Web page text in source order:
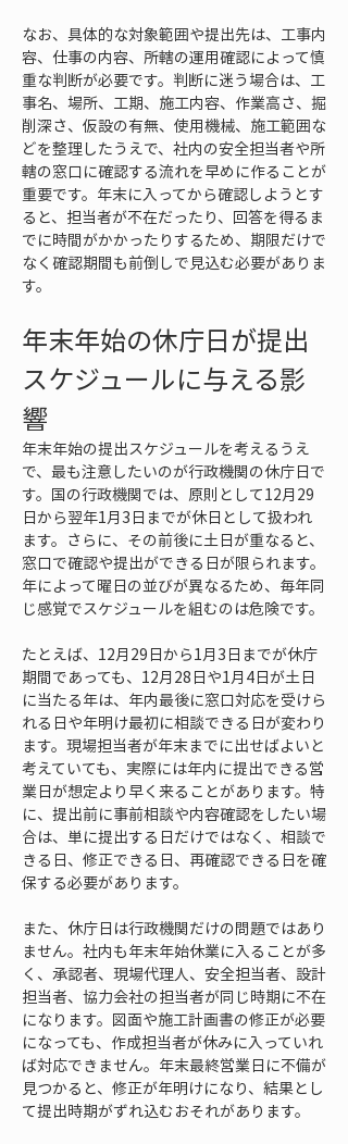
なお、具体的な対象範囲や提出先は、工事内
容、仕事の内容、所轄の運用確認によって慎
重な判断が必要です。判断に迷う場合は、工
事名、場所、工期、施工内容、作業高さ、掘
削深さ、仮設の有無、使用機械、施工範囲な
どを整理したうえで、社内の安全担当者や所
轄の窓口に確認する流れを早めに作ることが
重要です。年末に入ってから確認しようとす
ると、担当者が不在だったり、回答を得るま
でに時間がかかったりするため、期限だけで
なく確認期間も前倒しで見込む必要がありま
す。
年末年始の休庁日が提出
スケジュールに与える影
響
年末年始の提出スケジュールを考えるうえ
で、最も注意したいのが行政機関の休庁日で
す。国の行政機関では、原則として12月29
日から翌年1月3日までが休日として扱われ
ます。さらに、その前後に土日が重なると、
窓口で確認や提出ができる日が限られます。
年によって曜日の並びが異なるため、毎年同
じ感覚でスケジュールを組むのは危険です。
たとえば、12月29日から1月3日までが休庁
期間であっても、12月28日や1月4日が土日
に当たる年は、年内最後に窓口対応を受けら
れる日や年明け最初に相談できる日が変わり
ます。現場担当者が年末までに出せばよいと
考えていても、実際には年内に提出できる営
業日が想定より早く来ることがあります。特
に、提出前に事前相談や内容確認をしたい場
合は、単に提出する日だけではなく、相談で
きる日、修正できる日、再確認できる日を確
保する必要があります。
また、休庁日は行政機関だけの問題ではあり
ません。社内も年末年始休業に入ることが多
く、承認者、現場代理人、安全担当者、設計
担当者、協力会社の担当者が同じ時期に不在
になります。図面や施工計画書の修正が必要
になっても、作成担当者が休みに入っていれ
ば対応できません。年末最終営業日に不備が
見つかると、修正が年明けになり、結果とし
て提出時期がずれ込むおそれがあります。